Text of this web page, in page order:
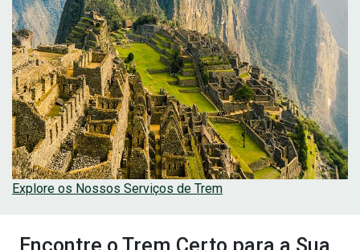
Explore os Nossos Serviços de Trem